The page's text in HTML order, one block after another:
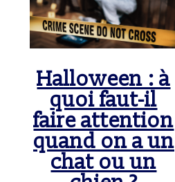
Halloween : à
quoi faut-il
faire attention
quand on a un
chat ou un